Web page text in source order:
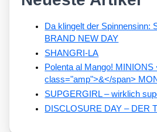
Da klingelt der Spinnensinn:
BRAND NEW DAY
SHANGRI-LA
Polenta al Mango! MINIONS
class="amp">&</span>
SUPGERGIRL – wirklich
DISCLOSURE DAY – DER